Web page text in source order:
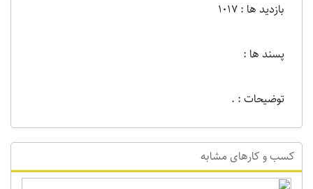
بازدید ها : 1017
پسند ها :
توضیحات : .
کسب و کارهای مشابه